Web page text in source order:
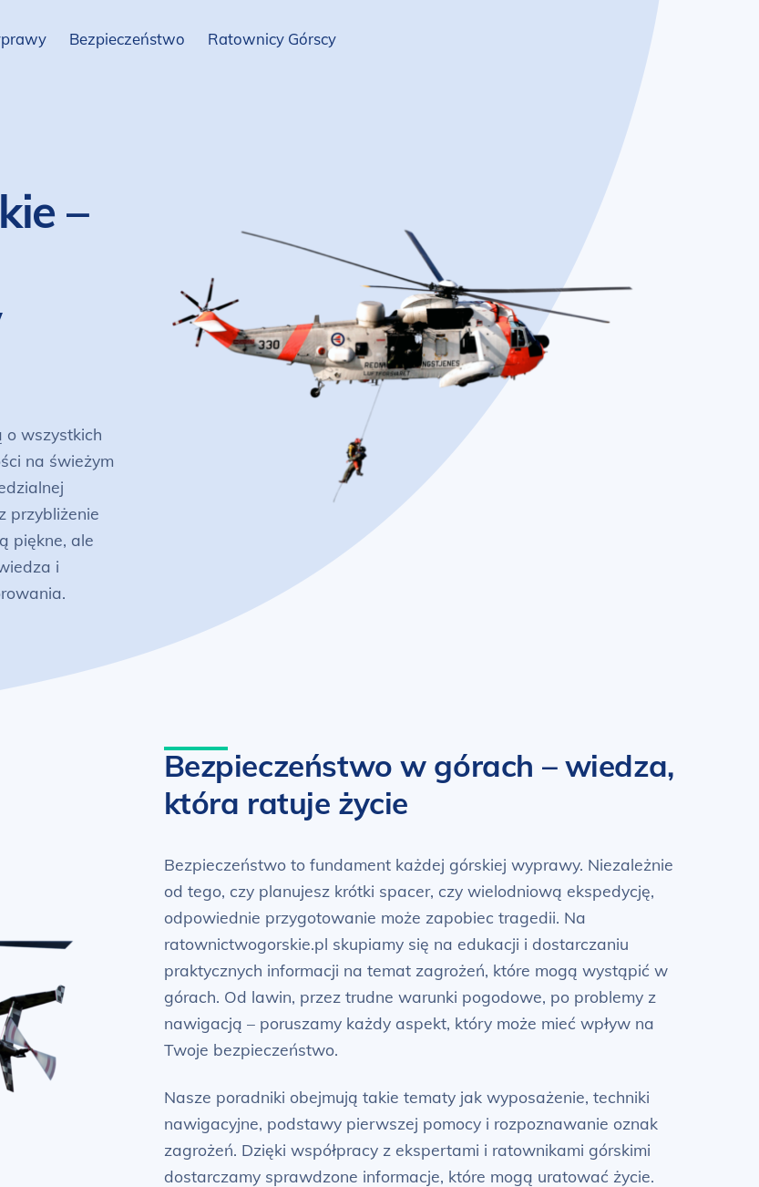
Bezpieczeństwo Ratownicy Górscy
–
o wszystkich
na świeżym
przybliżenie
piękne, ale
i
Bezpieczeństwo w górach – wiedza,
która ratuje życie
Bezpieczeństwo to fundament każdej górskiej wyprawy. Niezależnie
od tego, czy planujesz krótki spacer, czy wielodniową ekspedycję,
odpowiednie przygotowanie może zapobiec tragedii. Na
ratownictwogorskie.pl skupiamy się na edukacji i dostarczaniu
praktycznych informacji na temat zagrożeń, które mogą wystąpić w
górach. Od lawin, przez trudne warunki pogodowe, po problemy z
nawigacją – poruszamy każdy aspekt, który może mieć wpływ na
Twoje bezpieczeństwo.
Nasze poradniki obejmują takie tematy jak wyposażenie, techniki
nawigacyjne, podstawy pierwszej pomocy i rozpoznawanie oznak
zagrożeń. Dzięki współpracy z ekspertami i ratownikami górskimi
dostarczamy sprawdzone informacje, które mogą uratować życie.